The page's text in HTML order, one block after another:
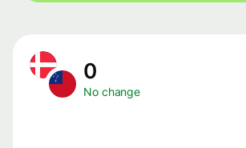
0
No change